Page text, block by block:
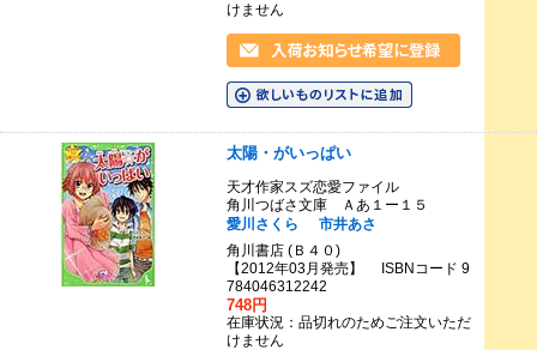
けません
太陽・がいっぱい
天才作家スズ恋愛ファイル
角川つばさ文庫 Ａあ１ー１５
愛川さくら
市井あさ
角川書店 (Ｂ４０)
【2012年03月発売】 ISBNコード 9
784046312242
748円
在庫状況：品切れのためご注文いただ
けません